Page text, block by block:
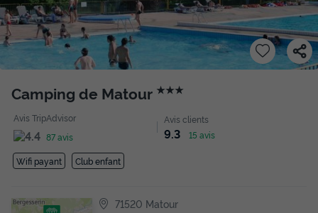
Camping de Matour ★★★
Avis TripAdvisor
87 avis
Avis clients
9.3 15 avis
Wifi payant Club enfant
71520 Matour